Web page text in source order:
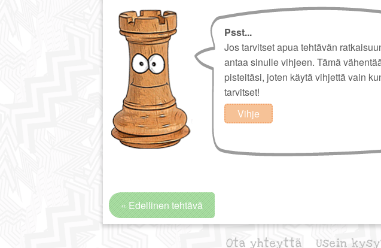
Psst...
Jos tarvitset apua tehtävän
antaa sinulle vihjeen. Tämä
pisteitäsi, joten käytä vihjettä vain
tarvitset!
Vihje
« Edellinen tehtävä
Ota yhteyttä Usein